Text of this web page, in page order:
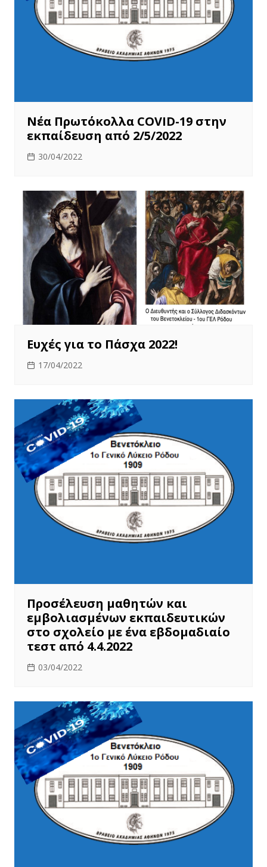
Νέα Πρωτόκολλα COVID-19 στην
εκπαίδευση από 2/5/2022
30/04/2022
Ευχές για το Πάσχα 2022!
17/04/2022
Προσέλευση μαθητών και
εμβολιασμένων εκπαιδευτικών
στο σχολείο με ένα εβδομαδιαίο
τεστ από 4.4.2022
03/04/2022